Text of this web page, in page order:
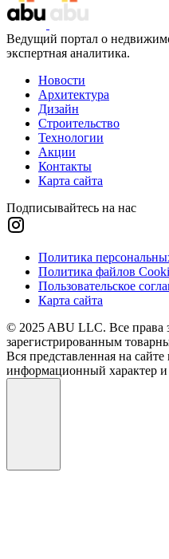
Ведущий портал о
экспертная аналитика.
Новости
Архитектура
Дизайн
Строительство
Технологии
Акции
Контакты
Карта сайта
Подписывайтесь на нас
Политика
Политика файлов
Пользовательское
Карта сайта
© 2025 ABU LLC. Все права
зарегистрированным
Вся представленная на
информационный характер и